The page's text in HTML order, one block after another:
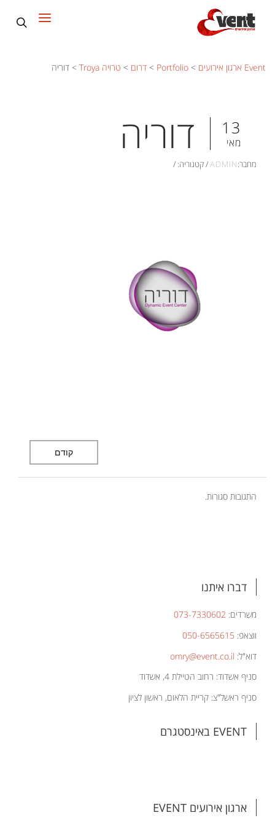
Event ארגון אירועים >
Portfolio
> דרום > טרויה Troya > דוריה
13
מאי דוריה
מחבר:ADMIN
/קטגוריה: /
קודם
התגובות סגורות.
דברו איתנו
משרדים: 073-7330602
ווצאפ: 050-6565615
דוא"ל: omry@event.co.il
סניף אשדוד: רחוב הטיילת 4, אשדוד
סניף ראשל"צ: קריית הלאום, ראשון לציון
EVENT באינסטגרם
ארגון אירועים EVENT